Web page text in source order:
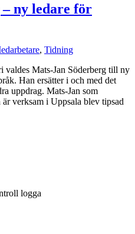
ny ledare för
, Tidning
valdes Mats-Jan Söderberg till ny
Han ersätter i och med det
uppdrag. Mats-Jan som
verksam i Uppsala blev tipsad